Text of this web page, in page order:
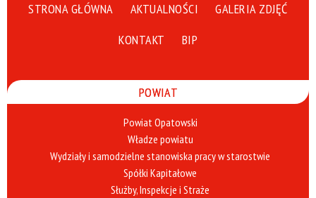
STRONA GŁÓWNA AKTUALNOŚCI
GALERIA ZDJĘĆ
KONTAKT
BIP
POWIAT
Powiat Opatowski
Władze powiatu
Wydziały i samodzielne stanowiska pracy w starostwie
Spółki Kapitałowe
Służby, Inspekcje i Straże